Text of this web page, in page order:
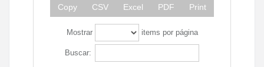
Copy CSV Excel PDF Print
Mostrar items por página
Buscar: